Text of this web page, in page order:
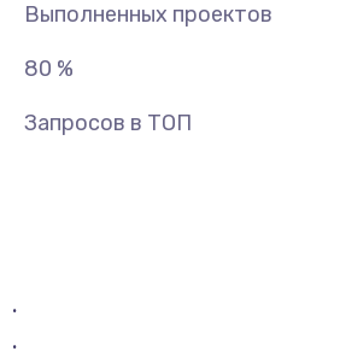
Выполненных проектов
80 %
Запросов в ТОП
.
.